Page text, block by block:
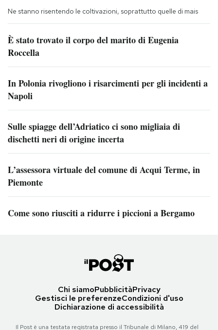
Ne stanno risentendo le coltivazioni, soprattutto quelle di mais
È stato trovato il corpo del marito di Eugenia
Roccella
In Polonia rivogliono i risarcimenti per gli incidenti a
Napoli
Sulle spiagge dell’Adriatico ci sono migliaia di
dischetti neri di origine incerta
L’assessora virtuale del comune di Acqui Terme, in
Piemonte
Come sono riusciti a ridurre i piccioni a Bergamo
Chi siamoPubblicitàPrivacy
Gestisci le preferenzeCondizioni d'uso
Dichiarazione di accessibilità
Il Post è una testata registrata presso il Tribunale di Milano, 419 del